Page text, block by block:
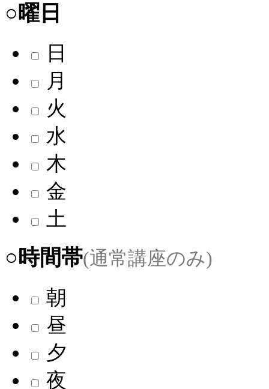
○曜日
日
月
火
水
木
金
土
○時間帯(通常講座のみ)
朝
昼
夕
夜